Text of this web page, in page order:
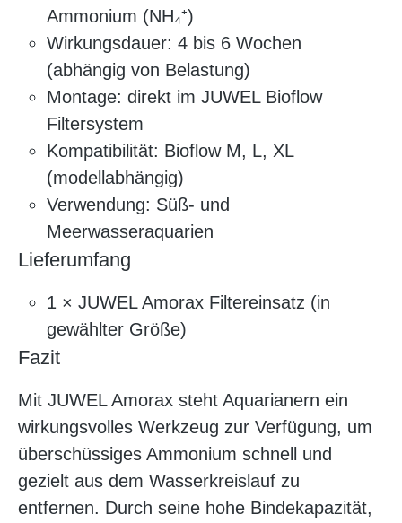
Ammonium (NH₄⁺)
Wirkungsdauer: 4 bis 6 Wochen
(abhängig von Belastung)
Montage: direkt im JUWEL Bioflow
Filtersystem
Kompatibilität: Bioflow M, L, XL
(modellabhängig)
Verwendung: Süß- und
Meerwasseraquarien
Lieferumfang
1 × JUWEL Amorax Filtereinsatz (in
gewählter Größe)
Fazit
Mit JUWEL Amorax steht Aquarianern ein
wirkungsvolles Werkzeug zur Verfügung, um
überschüssiges Ammonium schnell und
gezielt aus dem Wasserkreislauf zu
entfernen. Durch seine hohe Bindekapazität,